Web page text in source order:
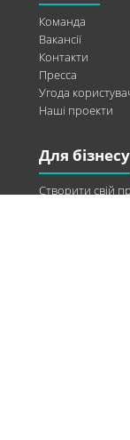
Команда
Вакансії
Контакти
Пресса
Угода
Наші проекти
Для бізнесу
Створити свій